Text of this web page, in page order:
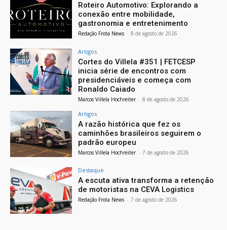
Roteiro Automotivo: Explorando a
conexão entre mobilidade,
gastronomia e entretenimento
Redação Frota News - 8 de agosto de 2026
Artigos
Cortes do Villela #351 | FETCESP
inicia série de encontros com
presidenciáveis e começa com
Ronaldo Caiado
Marcos Villela Hochreiter - 8 de agosto de 2026
Artigos
A razão histórica que fez os
caminhões brasileiros seguirem o
padrão europeu
Marcos Villela Hochreiter - 7 de agosto de 2026
Destaque
A escuta ativa transforma a retenção
de motoristas na CEVA Logistics
Redação Frota News - 7 de agosto de 2026